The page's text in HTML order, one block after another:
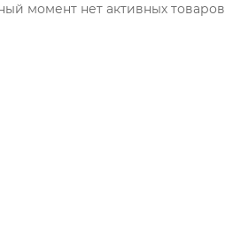
момент нет активных товаров